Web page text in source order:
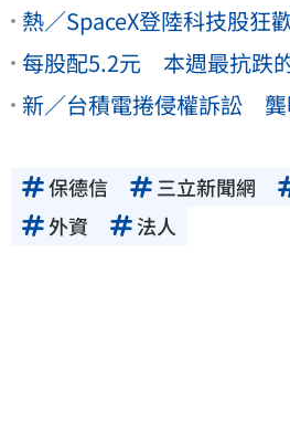
熱／SpaceX登陸科技股
每股配5.2元 本週最抗跌
新／台積電捲侵權訴訟 龔
保德信 三立新聞網
外資
法人